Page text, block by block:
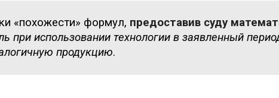
«похожести» формул, предоставив суду
при использовании технологии в заявленный
продукцию.